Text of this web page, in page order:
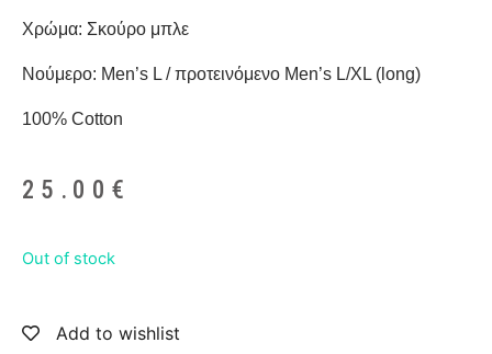
Χρώμα: Σκούρο μπλε
Νούμερο: Μen’s L / προτεινόμενο Μen’s L/XL (long)
100% Cotton
25.00 €
Out of stock
Add to wishlist